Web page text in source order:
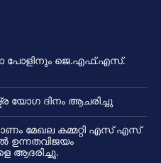
പോളിനും ജെ.എഫ്.എസ്.
യോഗ ദിനം ആചരിച്ചു
മേഖല കമ്മറ്റി എസ് എസ്
ഉന്നതവിജയം
ആദരിച്ചു.